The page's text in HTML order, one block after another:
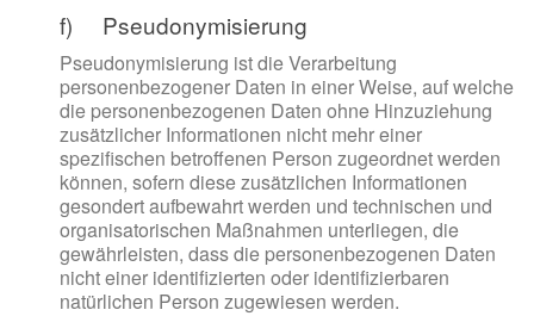
f) Pseudonymisierung
Pseudonymisierung ist die Verarbeitung
personenbezogener Daten in einer Weise, auf welche
die personenbezogenen Daten ohne Hinzuziehung
zusätzlicher Informationen nicht mehr einer
spezifischen betroffenen Person zugeordnet werden
können, sofern diese zusätzlichen Informationen
gesondert aufbewahrt werden und technischen und
organisatorischen Maßnahmen unterliegen, die
gewährleisten, dass die personenbezogenen Daten
nicht einer identifizierten oder identifizierbaren
natürlichen Person zugewiesen werden.